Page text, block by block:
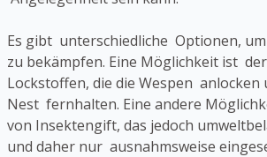
Es gibt unterschiedliche Optionen,
zu bekämpfen. Eine Möglichkeit ist
Lockstoffen, die die Wespen anlocken
Nest fernhalten. Eine andere
von Insektengift, das jedoch
und daher nur ausnahmsweise